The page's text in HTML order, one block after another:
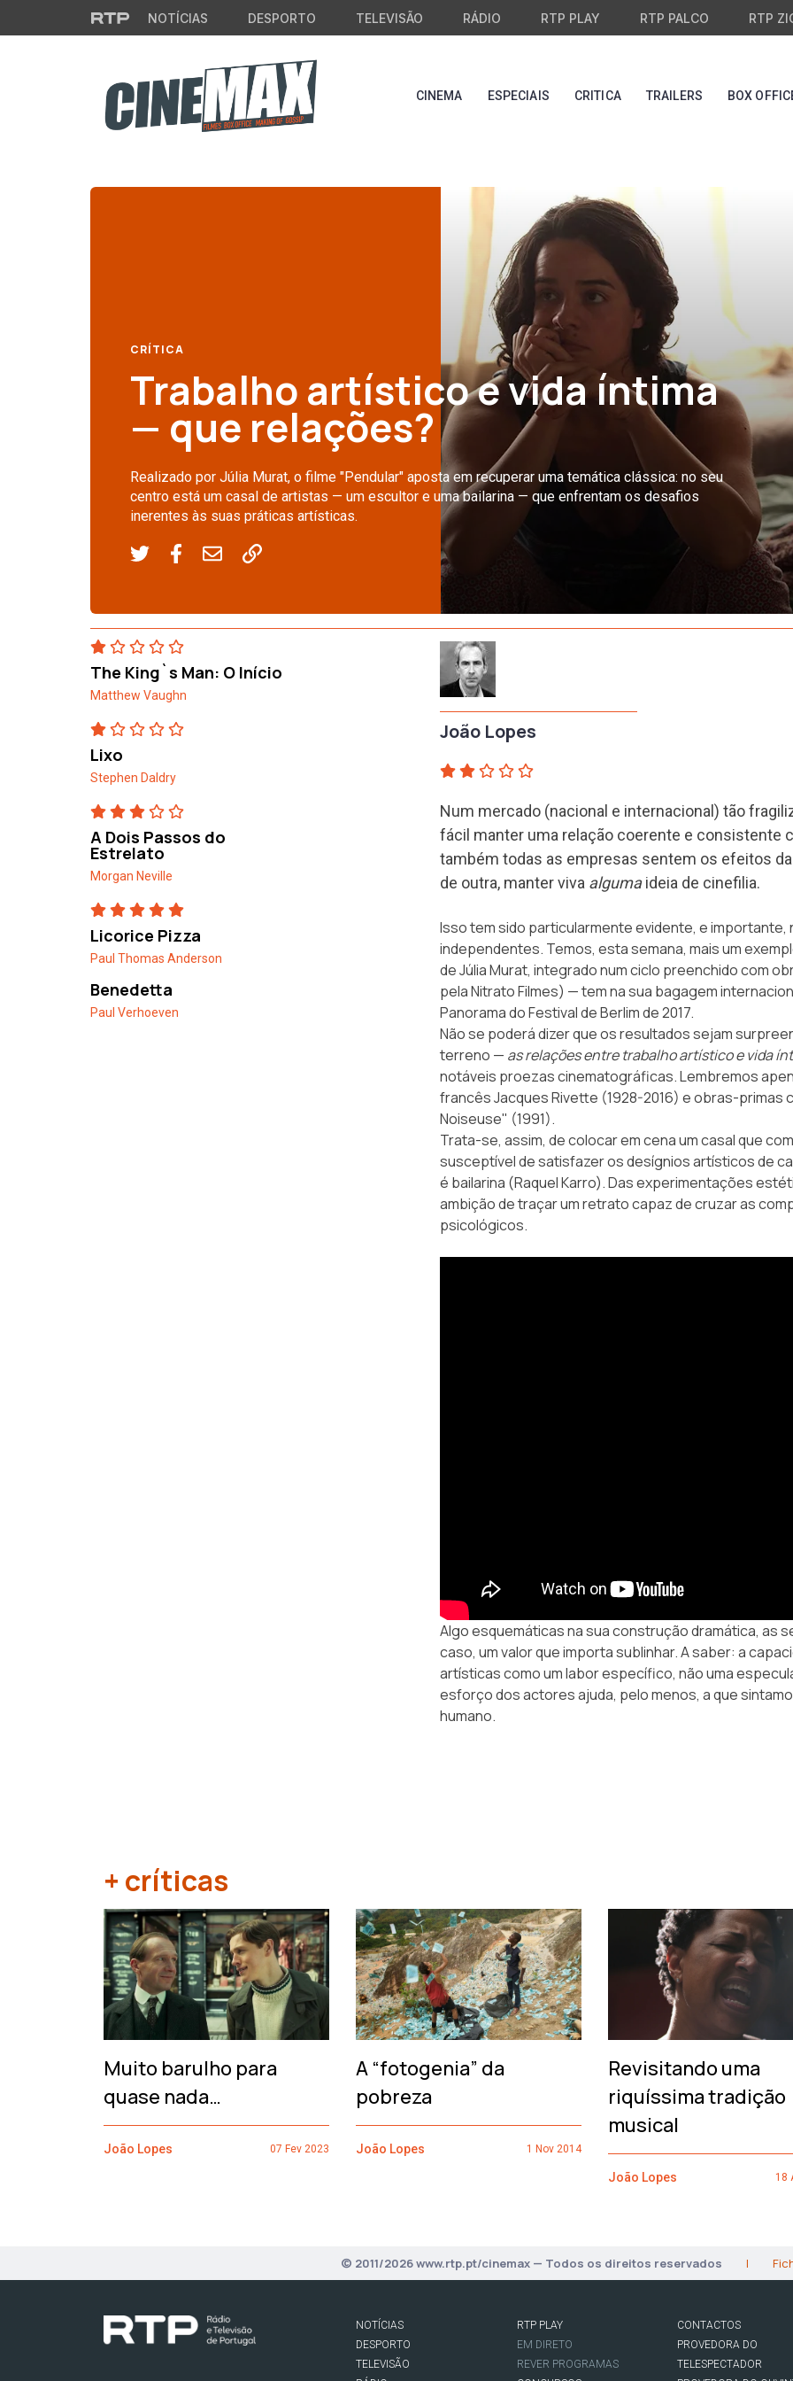
Saltar para o conteúdo principal
NOTÍCIAS DESPORTO TELEVISÃO RÁDIO RTP PLAY RTP PALCO RTP
CINEMA ESPECIAIS CRITICA TRAILERS BOX
CRÍTICA
Trabalho artístico e vida íntima
— que relações?
Realizado por Júlia Murat, o filme "Pendular" aposta em recuperar uma temática clássica: no seu
centro está um casal de artistas — um escultor e uma bailarina — que enfrentam os desafios
inerentes às suas práticas artísticas.
The King`s Man: O Início
Matthew Vaughn
Lixo
Stephen Daldry
A Dois Passos do
Estrelato
Morgan Neville
Licorice Pizza
Paul Thomas Anderson
Benedetta
Paul Verhoeven
João Lopes
Num mercado (nacional e internacional) tão
fácil manter uma relação coerente e consistente
também todas as empresas sentem os efeitos
de outra, manter viva algumaideia de cinefilia.
Isso tem sido particularmente evidente, e
independentes. Temos, esta semana, mais um
de Júlia Murat, integrado num ciclo preenchido com
pela Nitrato Filmes) — tem na sua bagagem
Panorama do Festival de Berlim de 2017.
Não se poderá dizer que os resultados sejam
terreno — as relações entre trabalho artístico e vida
notáveis proezas cinematográficas. Lembremos
francês Jacques Rivette (1928-2016) e obras-primas
Noiseuse" (1991).
Trata-se, assim, de colocar em cena um casal que
susceptível de satisfazer os desígnios artísticos de
é bailarina (Raquel Karro). Das experimentações
ambição de traçar um retrato capaz de cruzar as
psicológicos.
Algo esquemáticas na sua construção dramática, as
caso, um valor que importa sublinhar. A saber: a
artísticas como um labor específico, não uma
esforço dos actores ajuda, pelo menos, a que
humano.
+ críticas
Muito barulho para
quase nada…
João Lopes 07 Fev 2023
A “fotogenia” da
pobreza
João Lopes 1 Nov 2014
Revisitando uma
riquíssima tradição
musical
João Lopes 18
‹
© 2011/2026 www.rtp.pt/cinemax — Todos os direitos reservados |
NOTÍCIAS
DESPORTO
TELEVISÃO
RTP PLAY
EM DIRETO
REVER PROGRAMAS
CONTACTOS
PROVEDORA DO
TELESPECTADOR